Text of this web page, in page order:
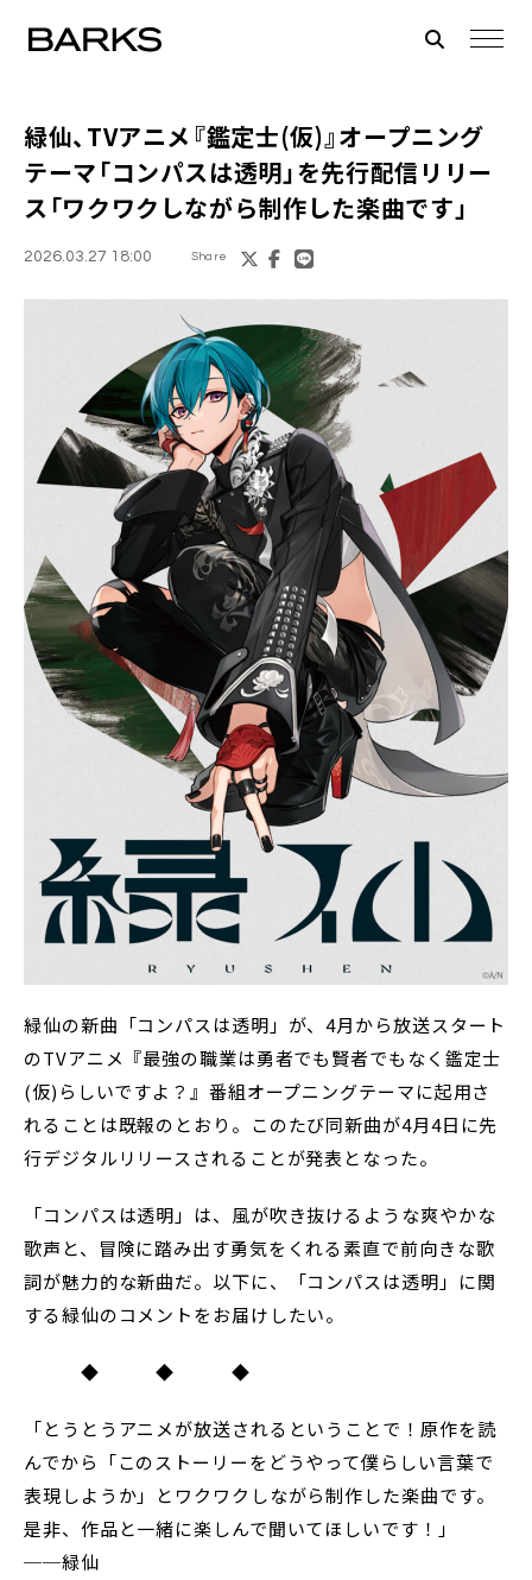
緑仙、TVアニメ『鑑定士(仮)』オープニング
テーマ「コンパスは透明」を先行配信リリー
ス「ワクワクしながら制作した楽曲です」
2026.03.27 18:00 Share
緑仙の新曲「コンパスは透明」が、4月から放送スタート
のTVアニメ『最強の職業は勇者でも賢者でもなく鑑定士
(仮)らしいですよ？』番組オープニングテーマに起用さ
れることは既報のとおり。このたび同新曲が4月4日に先
行デジタルリリースされることが発表となった。
「コンパスは透明」は、風が吹き抜けるような爽やかな
歌声と、冒険に踏み出す勇気をくれる素直で前向きな歌
詞が魅力的な新曲だ。以下に、「コンパスは透明」に関
する緑仙のコメントをお届けしたい。
◆ ◆ ◆
「とうとうアニメが放送されるということで！原作を読
んでから「このストーリーをどうやって僕らしい言葉で
表現しようか」とワクワクしながら制作した楽曲です。
是非、作品と一緒に楽しんで聞いてほしいです！」
──緑仙